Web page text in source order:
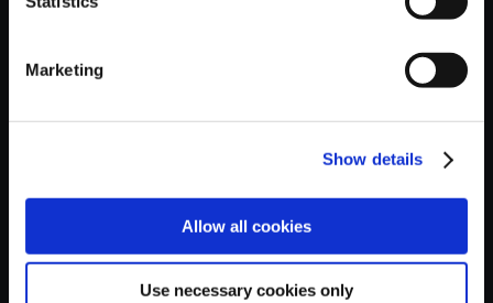
Marketing
Show details
Allow all cookies
Use necessary cookies only
おすすめ商品